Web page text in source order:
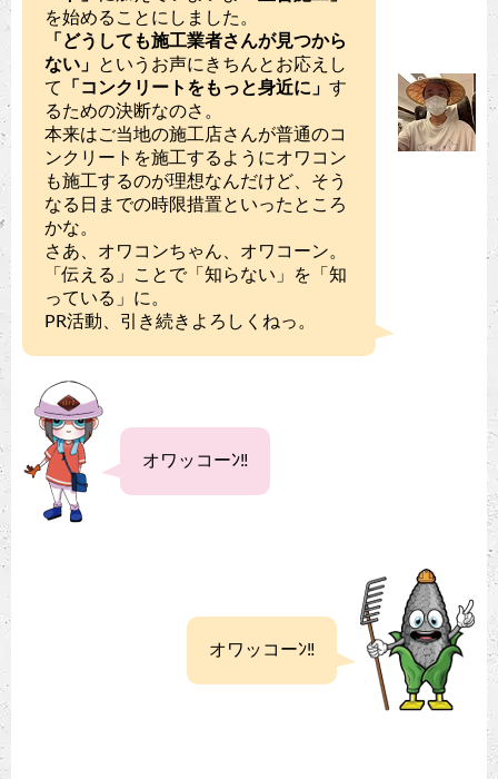
を始めることにしました。
「どうしても施工業者さんが見つから
ない」
というお声にきちんとお応えし
て
「コンクリートをもっと身近に」 す
るための決断なのさ。
本来はご当地の施工店さんが普通のコ
ンクリートを施工するようにオワコン
も施工するのが理想なんだけど、そう
なる日までの時限措置といったところ
かな。
さあ、オワコンちゃん、オワコーン。
「伝える」ことで「知らない」を「知
っている」に。
PR活動、引き続きよろしくねっ。
オワッコーﾝ‼︎
オワッコーﾝ‼︎